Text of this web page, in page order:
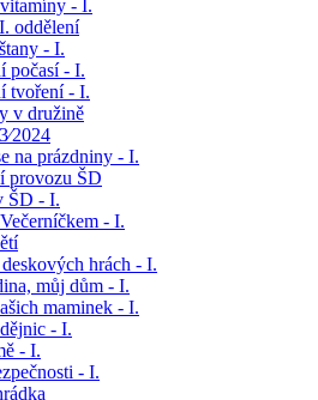
- I.
oddělení
- I.
počasí - I.
tvoření - I.
v družině
na prázdniny - I.
provozu ŠD
ŠD - I.
- I.
hrách - I.
můj dům - I.
maminek - I.
- I.
- I.
- I.